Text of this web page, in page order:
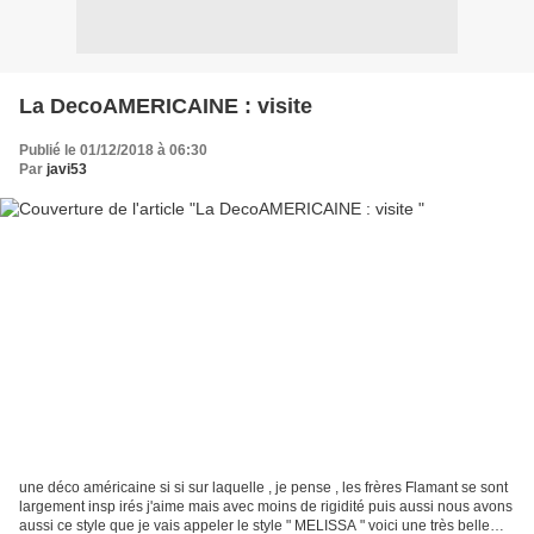
La DecoAMERICAINE : visite
Publié le 01/12/2018 à 06:30
Par javi53
une déco américaine si si sur laquelle , je pense , les frères Flamant se sont
largement insp irés j'aime mais avec moins de rigidité puis aussi nous avons
aussi ce style que je vais appeler le style " MELISSA " voici une très belle